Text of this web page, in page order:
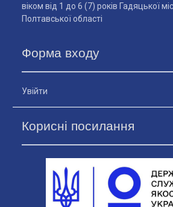
віком від 1 до 6 (7) років Гадяцької
Полтавської області
Форма входу
Увійти
Корисні посилання